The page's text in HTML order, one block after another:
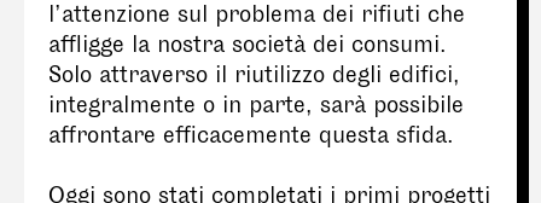
l’attenzione sul problema dei rifiuti che
affligge la nostra società dei consumi.
Solo attraverso il riutilizzo degli edifici,
integralmente o in parte, sarà possibile
affrontare efficacemente questa sfida.
Oggi sono stati completati i primi progetti